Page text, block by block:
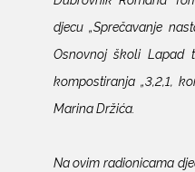
djecu „Sprečavanje
Osnovnoj školi Lapad
kompostiranja „3,2,1,
Marina Držića.
Na ovim radionicama